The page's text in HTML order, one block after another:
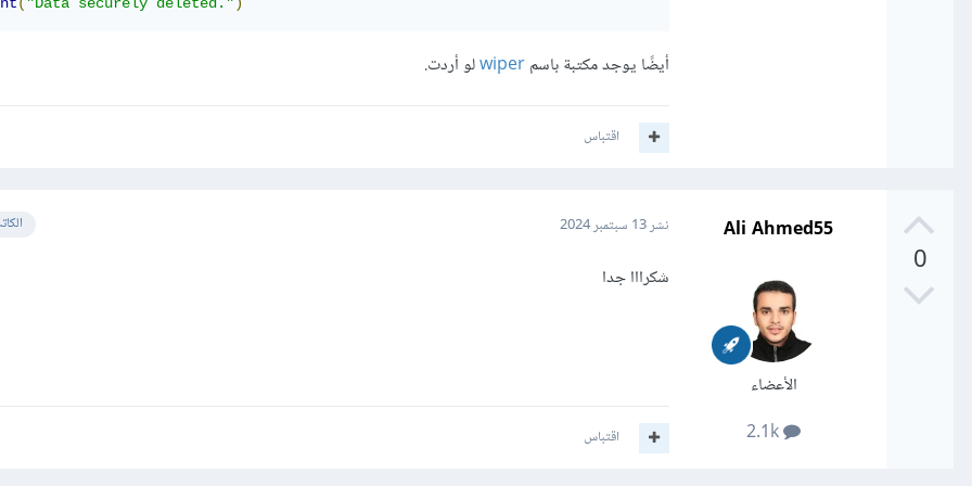
أيضًا يوجد مكتبة باسمwiperلو أردت.
اقتباس
0
Ali Ahmed55
الأعضاء
نشر13 سبتمبر 2024
شكرااا جدا
اقتباس